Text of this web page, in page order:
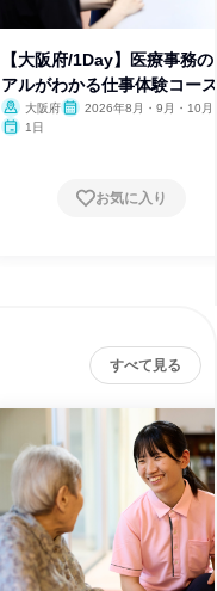
【大阪府/1Day】医療事務
アルがわかる仕事体験コース
大阪府
2026年8月・9月・10月
1日
お気に入り
すべて見る